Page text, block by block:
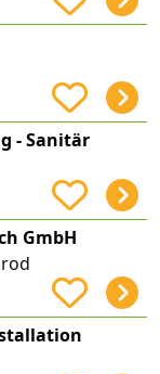
- Sanitär
GmbH